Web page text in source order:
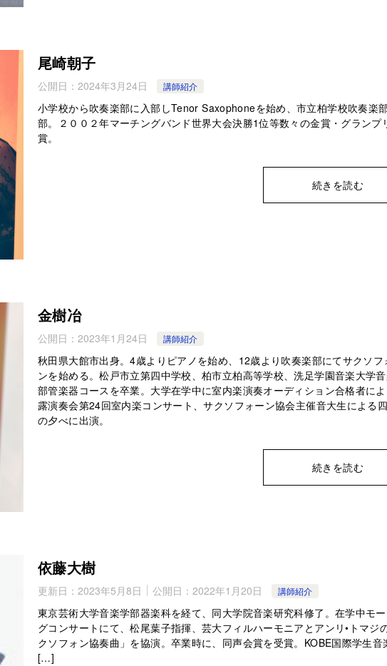
尾崎朝子
公開日： 2024年3月24日 講師紹介
小学校から吹奏楽部に入部しTenor Saxophoneを始め、市立柏学校吹奏楽
部。２００２年マーチングバンド世界大会決勝1位等数々の金賞・グランプ
賞。
続きを読む
金樹冶
公開日： 2023年1月24日 講師紹介
秋田県大館市出身。4歳よりピアノを始め、12歳より吹奏楽部にてサクソフ
ンを始める。松戸市立第四中学校、柏市立柏高等学校、洗足学園音楽大学
部管楽器コースを卒業。大学在学中に室内楽演奏オーディション合格者に
露演奏会第24回室内楽コンサート、サクソフォーン協会主催音大生による
の夕べに出演。
続きを読む
依藤大樹
更新日： 2023年5月8日 公開日： 2022年1月20日 講師紹介
東京芸術大学音楽学部器楽科を経て、同大学院音楽研究科修了。在学中モ
グコンサートにて、松尾葉子指揮、芸大フィルハーモニアとアンリ•トマジ
クソフォン協奏曲」を協演。卒業時に、同声会賞を受賞。KOBE国際学生音
[…]